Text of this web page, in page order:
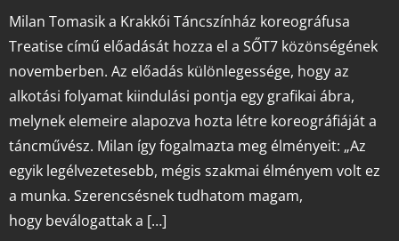
Milan Tomasik a Krakkói Táncszínház koreográfusa
Treatise című előadását hozza el a SŐT7 közönségének
novemberben. Az előadás különlegessége, hogy az
alkotási folyamat kiindulási pontja egy grafikai ábra,
melynek elemeire alapozva hozta létre koreográfiáját a
táncművész. Milan így fogalmazta meg élményeit: „Az
egyik legélvezetesebb, mégis szakmai élményem volt ez
a munka. Szerencsésnek tudhatom magam,
hogy beválogattak a […]